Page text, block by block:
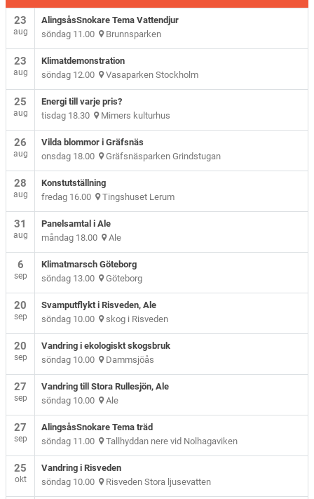
23
aug
AlingsåsSnokare Tema Vattendjur
söndag 11.00 Brunnsparken
23
aug
Klimatdemonstration
söndag 12.00 Vasaparken Stockholm
25
aug
Energi till varje pris?
tisdag 18.30 Mimers kulturhus
26
aug
Vilda blommor i Gräfsnäs
onsdag 18.00 Gräfsnäsparken Grindstugan
28
aug
Konstutställning
fredag 16.00 Tingshuset Lerum
31
aug
Panelsamtal i Ale
måndag 18.00 Ale
6
sep
Klimatmarsch Göteborg
söndag 13.00 Göteborg
20
sep
Svamputflykt i Risveden, Ale
söndag 10.00 skog i Risveden
20
sep
Vandring i ekologiskt skogsbruk
söndag 10.00 Dammsjöås
27
sep
Vandring till Stora Rullesjön, Ale
söndag 10.00 Ale
27
sep
AlingsåsSnokare Tema träd
söndag 11.00 Tallhyddan nere vid Nolhagaviken
25
okt
Vandring i Risveden
söndag 10.00 Risveden Stora ljusevatten